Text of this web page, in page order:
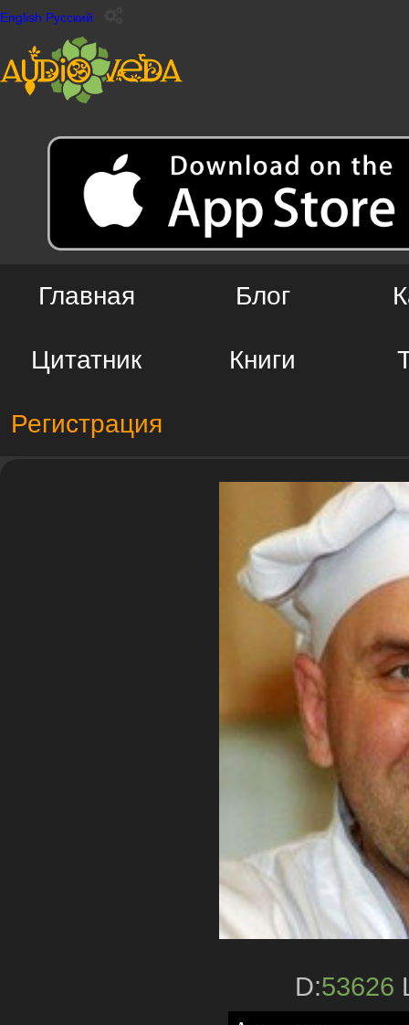
English Русский
Главная Блог
Цитатник Книги
Регистрация
D:53626